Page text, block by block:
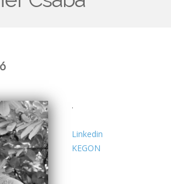
.
Linkedin
KEGON